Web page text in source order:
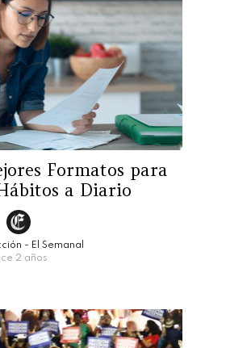
Formatos para
a Diario
- El Semanal
2 años